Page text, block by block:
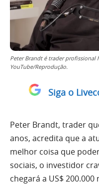
Peter Brandt é trader profissional
YouTube/Reprodução.
Siga o
Peter Brandt, trader
anos, acredita que a
melhor coisa que
sociais, o investidor
chegará a US$